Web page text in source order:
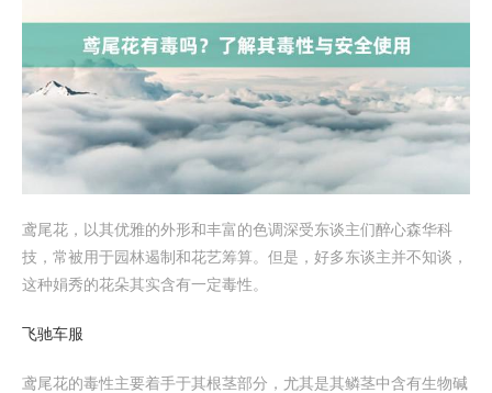
鸢尾花，以其优雅的外形和丰富的色调深受东谈主们醉心森华科
技，常被用于园林遏制和花艺筹算。但是，好多东谈主并不知谈，
这种娟秀的花朵其实含有一定毒性。
飞驰车服
鸢尾花的毒性主要着手于其根茎部分，尤其是其鳞茎中含有生物碱